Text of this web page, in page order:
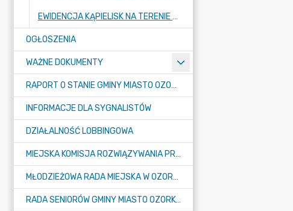
EWIDENCJA KĄPIELISK NA TERENIE GMINY MIASTO OZORKÓW
OGŁOSZENIA
WAŻNE DOKUMENTY
RAPORT O STANIE GMINY MIASTO OZORKÓW
INFORMACJE DLA SYGNALISTÓW
DZIAŁALNOŚĆ LOBBINGOWA
MIEJSKA KOMISJA ROZWIĄZYWANIA PROBLEMÓW ALKOHOLOWYCH
MŁODZIEŻOWA RADA MIEJSKA W OZORKOWIE
RADA SENIORÓW GMINY MIASTO OZORKÓW